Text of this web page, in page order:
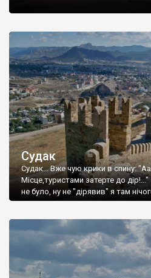
Судак
Судак... Вже чую крики в спину:
Місце,туристами затерте до
не було, ну не "дірявив" я там